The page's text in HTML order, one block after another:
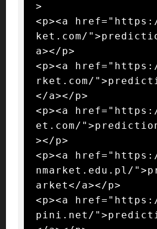
>
<p><a
ket.com/
a></p>
<p><a
rket.com/
</a></p>
<p><a
et.com/
></p>
<p><a
nmarket.edu.pl/
arket</a></p>
<p><a
pini.net/